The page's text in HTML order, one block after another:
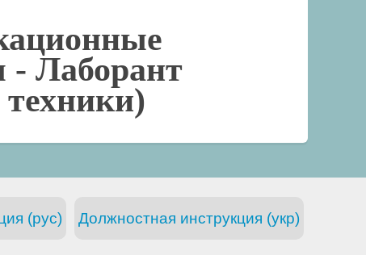
- Лаборант
техники)
Должностная инструкция (укр)
(рус)